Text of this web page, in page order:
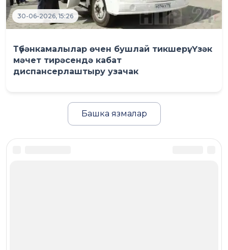
30-06-2026, 15:26
Түбәнкамалылар өчен бушлай тикшерү: Үзәк
мәчет тирәсендә кабат
диспансерлаштыру узачак
Башка язмалар